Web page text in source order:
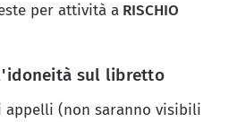
per attività a RISCHIO
sul libretto
appelli (non saranno visibili